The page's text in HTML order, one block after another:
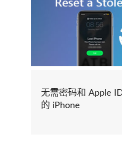
无需密码和 Apple
的 iPhone